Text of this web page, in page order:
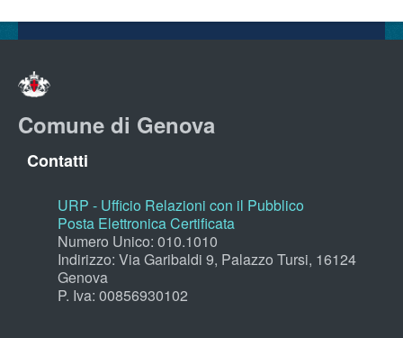
Comune di Genova
Contatti
URP - Ufficio Relazioni con il Pubblico
Posta Elettronica Certificata
Numero Unico: 010.1010
Indirizzo: Via Garibaldi 9, Palazzo Tursi, 16124
Genova
P. Iva: 00856930102